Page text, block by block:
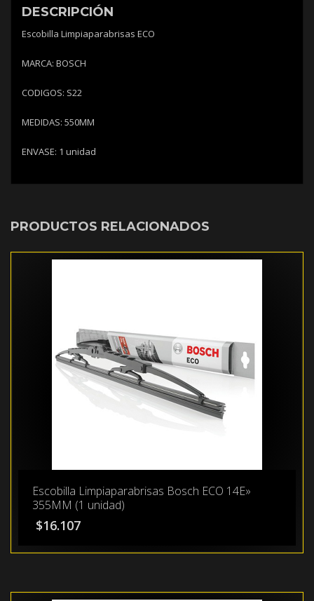
DESCRIPCIÓN
Escobilla Limpiaparabrisas ECO
MARCA: BOSCH
CODIGOS: S22
MEDIDAS: 550MM
ENVASE: 1 unidad
PRODUCTOS RELACIONADOS
Escobilla Limpiaparabrisas Bosch ECO 14E»
355MM (1 unidad)
$16.107